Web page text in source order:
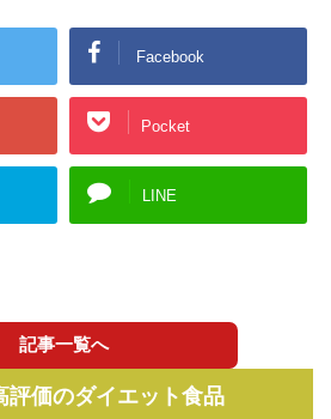
Facebook
Pocket
LINE
記事一覧へ
評価のダイエット食品